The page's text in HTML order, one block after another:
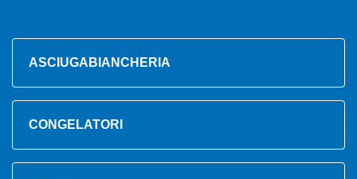
ASCIUGABIANCHERIA
CONGELATORI